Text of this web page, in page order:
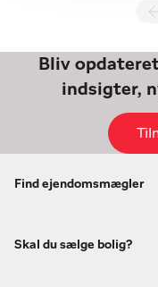
Bliv
indsigter,
Find ejendomsmægler
Skal du sælge bolig?